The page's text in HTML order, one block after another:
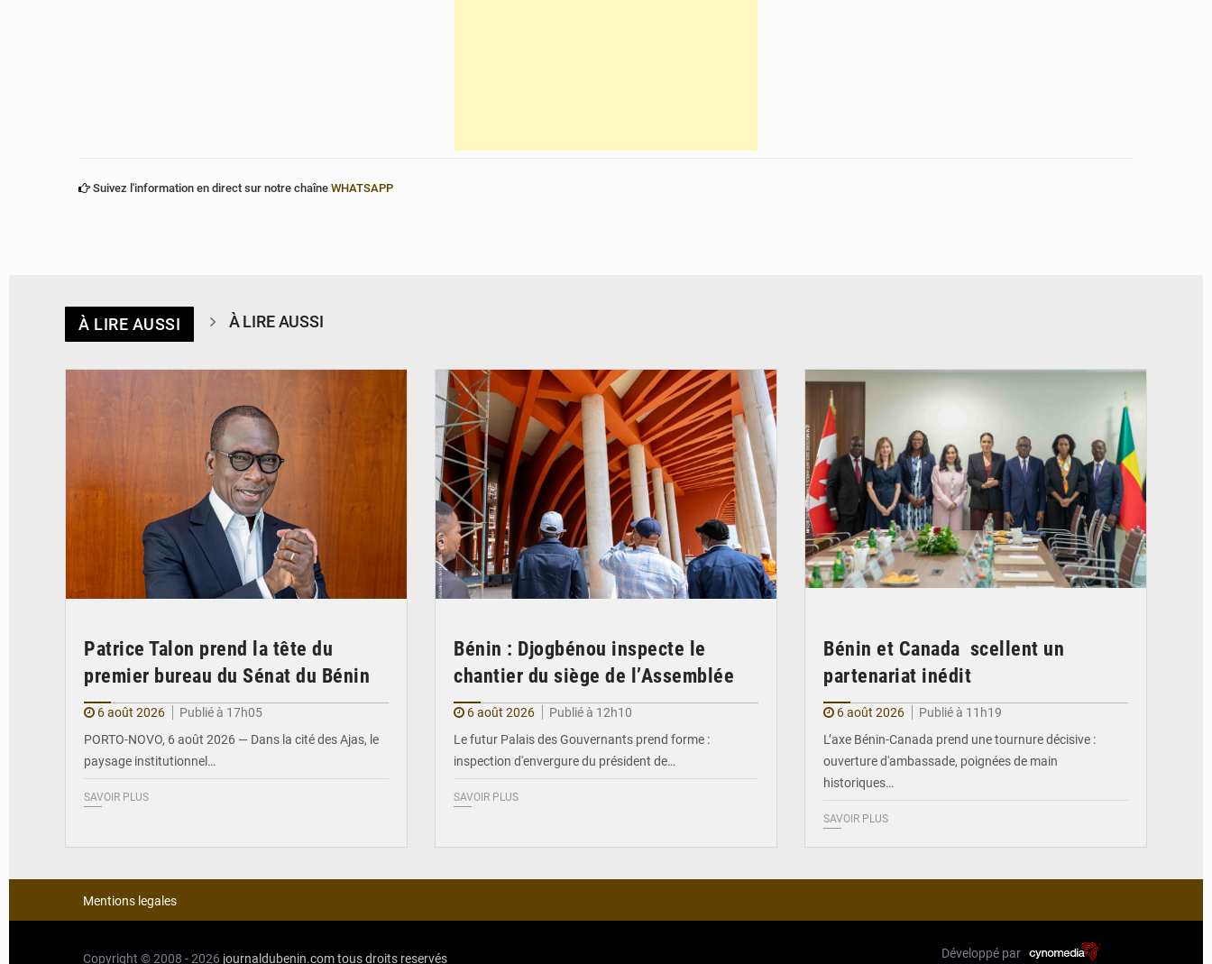
Suivez l'information en direct sur notre chaîne WHATSAPP
À LIRE AUSSI À LIRE AUSSI
Patrice Talon prend la tête du
premier bureau du Sénat du Bénin
6 août 2026
Publié à 17h05
PORTO-NOVO, 6 août 2026 — Dans la cité des Ajas, le
paysage institutionnel…
SAVOIR PLUS
Bénin : Djogbénou inspecte le
chantier du siège de l’Assemblée
6 août 2026
Publié à 12h10
Le futur Palais des Gouvernants prend forme :
inspection d'envergure du président de…
SAVOIR PLUS
Bénin et Canada scellent un
partenariat inédit
6 août 2026
Publié à 11h19
L’axe Bénin-Canada prend une tournure décisive :
ouverture d'ambassade, poignées de main
historiques…
SAVOIR PLUS
Mentions legales
Copyright © 2008 - 2026 journaldubenin.comtous droits reservés Développé par